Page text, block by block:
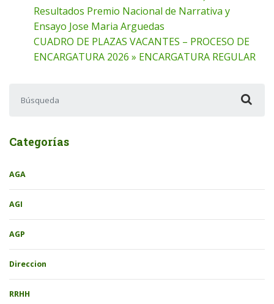
Resultados Premio Nacional de Narrativa y
Ensayo Jose Maria Arguedas
CUADRO DE PLAZAS VACANTES – PROCESO DE
ENCARGATURA 2026 » ENCARGATURA REGULAR
Categorías
AGA
AGI
AGP
Direccion
RRHH